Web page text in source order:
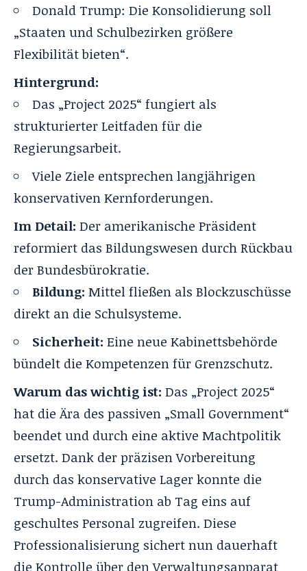
Donald Trump: Die Konsolidierung soll
„Staaten und Schulbezirken größere
Flexibilität bieten“.
Hintergrund:
Das „Project 2025“ fungiert als
strukturierter Leitfaden für die
Regierungsarbeit.
Viele Ziele entsprechen langjährigen
konservativen Kernforderungen.
Im Detail: Der amerikanische Präsident
reformiert das Bildungswesen durch Rückbau
der Bundesbürokratie.
Bildung: Mittel fließen als Blockzuschüsse
direkt an die Schulsysteme.
Sicherheit: Eine neue Kabinettsbehörde
bündelt die Kompetenzen für Grenzschutz.
Warum das wichtig ist: Das „Project 2025“
hat die Ära des passiven „Small Government“
beendet und durch eine aktive Machtpolitik
ersetzt. Dank der präzisen Vorbereitung
durch das konservative Lager konnte die
Trump-Administration ab Tag eins auf
geschultes Personal zugreifen. Diese
Professionalisierung sichert nun dauerhaft
die Kontrolle über den Verwaltungsapparat